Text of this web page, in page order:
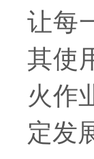
让每
其使
火作
定发